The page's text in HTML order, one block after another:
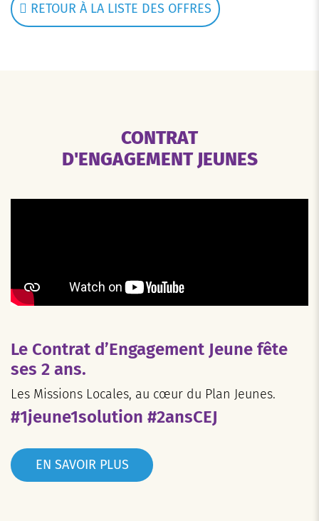
RETOUR À LA LISTE DES OFFRES
CONTRAT
D'ENGAGEMENT JEUNES
Le Contrat d’Engagement Jeune fête
ses 2 ans.
Les Missions Locales, au cœur du Plan Jeunes.
#1jeune1solution #2ansCEJ
EN SAVOIR PLUS